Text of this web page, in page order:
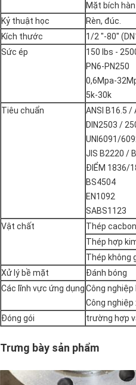
Mặt bích
Kỷ thuật học
Rèn, đúc.
Kích thước
1/2 "-80"
Sức ép
150 lbs -
PN6-PN250
0,6Mpa-
5k-30k
Tiêu chuẩn
ANSI B16.5 /
DIN2503 /
UNI6091/
JIS B2220 /
ĐIỂM 1836/
BS4504
EN1092
SABS1123
Vật chất
Thép
Thép hợp
Thép không
Xử lý bề mặt
Đánh bóng
Các lĩnh vực ứng dụngCông
Công
Đóng gói
trường hợp
Trưng bày sản phẩm